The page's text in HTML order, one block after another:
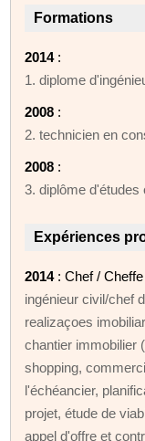
Formations
2014:
1. diplome
2008 :
2. technicien en
2008 :
3. diplôme d'études
Expériences
2014: Chef /
ingénieur civil/chef
realizaçoes
chantier immobilier
shopping,
l'échéancier,
projet, étude de
appel d'offre et